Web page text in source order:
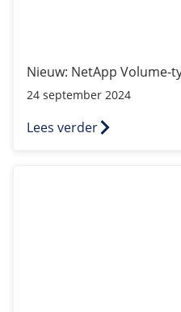
Nieuw: NetApp Volume-
24 september 2024
Lees verder